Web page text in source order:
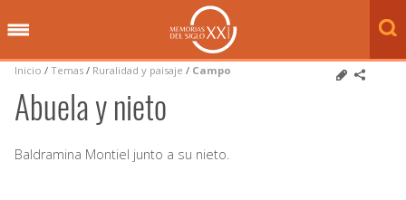
Inicio / Temas / Ruralidad y paisaje / Campo
Abuela y nieto
Baldramina Montiel junto a su nieto.